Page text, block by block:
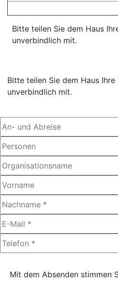
Bitte teilen Sie dem Haus
unverbindlich mit.
Bitte teilen Sie dem Haus
unverbindlich mit.
Mit dem Absenden stimmen